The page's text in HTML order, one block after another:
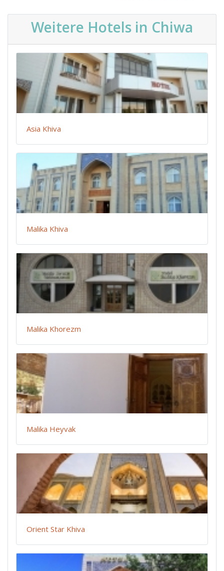
Weitere Hotels in Chiwa
Asia Khiva
Malika Khiva
Malika Khorezm
Malika Heyvak
Orient Star Khiva